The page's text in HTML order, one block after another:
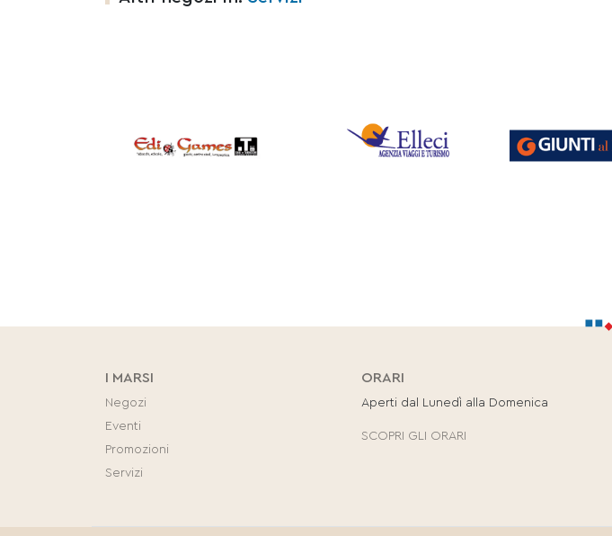
I MARSI
Negozi
Eventi
Promozioni
Servizi
ORARI
Aperti dal Lunedì alla Domenica
SCOPRI GLI ORARI